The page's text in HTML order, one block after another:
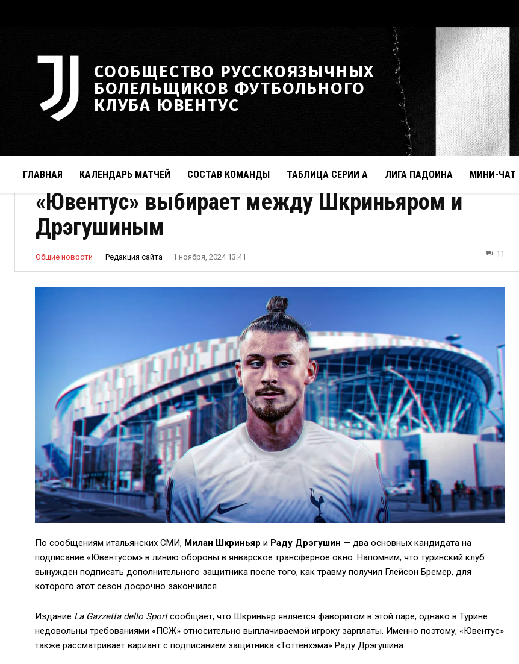
СООБЩЕСТВО РУССКОЯЗЫЧНЫХ
БОЛЕЛЬЩИКОВ ФУТБОЛЬНОГО
КЛУБА ЮВЕНТУС
ГЛАВНАЯ КАЛЕНДАРЬ МАТЧЕЙ СОСТАВ КОМАНДЫ ТАБЛИЦА СЕРИИ А ЛИГА ПАДОИНА МИНИ-ЧАТ
«Ювентус» выбирает между Шкриньяром и
Дрэгушиным
Общие новости Редакция сайта 1 ноября, 2024 13:41 11
По сообщениям итальянских СМИ, Милан Шкриньяр и Раду Дрэгушин — два основных кандидата на
подписание «Ювентусом» в линию обороны в январское трансферное окно. Напомним, что туринский клуб
вынужден подписать дополнительного защитника после того, как травму получил Глейсон Бремер, для
которого этот сезон досрочно закончился.
Издание La Gazzetta dello Sportсообщает, что Шкриньяр является фаворитом в этой паре, однако в Турине
недовольны требованиями «ПСЖ» относительно выплачиваемой игроку зарплаты. Именно поэтому, «Ювентус»
также рассматривает вариант с подписанием защитника «Тоттенхэма» Раду Дрэгушина.